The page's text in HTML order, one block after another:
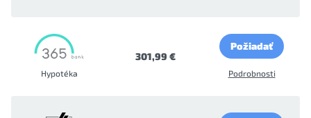
Hypotéka
301,99 €
Požiadať
Podrobnosti